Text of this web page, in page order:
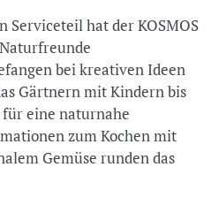
Serviceteil hat der KOSMOS
bei kreativen Ideen
Gärtnern mit Kindern bis
eine naturnahe
zum Kochen mit
Gemüse runden das